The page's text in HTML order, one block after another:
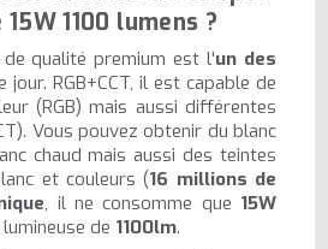
1100 lumens ?
de qualité premium est l'un des
jour. RGB+CCT, il est capable de
(RGB) mais aussi différentes
Vous pouvez obtenir du blanc
chaud mais aussi des teintes
et couleurs (16 millions de
, il ne consomme que 15W
de 1100lm.